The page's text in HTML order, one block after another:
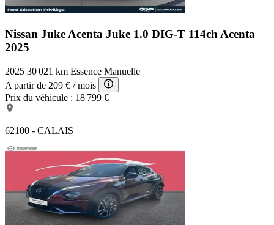
Nissan Juke Acenta Juke 1.0 DIG-T 114ch Acenta
2025
2025 30 021 km Essence Manuelle
A partir de 209 € / mois
Prix du véhicule : 18 799 €
62100 - CALAIS